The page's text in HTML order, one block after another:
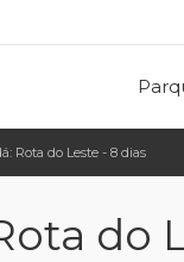
Rota do Leste - 8 dias
do